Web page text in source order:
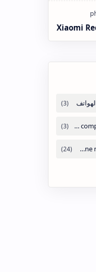
Xiaomi